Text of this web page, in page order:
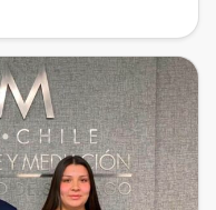
de Derecho de la